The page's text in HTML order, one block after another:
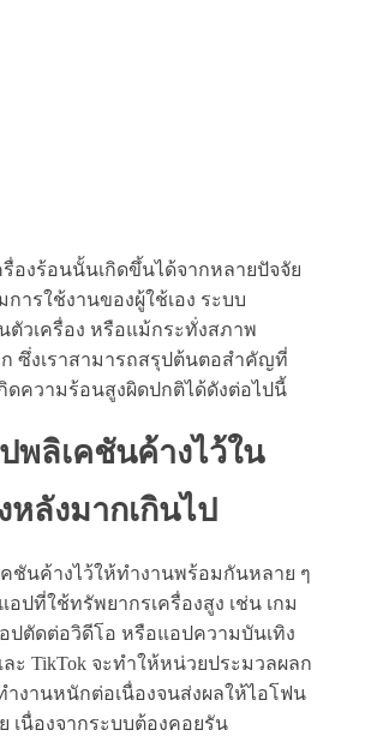
องร้อนนั้นเกิดขึ้นได้จากหลายปัจจัย
ารใช้งานของผู้ใช้เอง ระบบ
ตัวเครื่อง หรือแม้กระทั่งสภาพ
ซึ่งเราสามารถสรุปต้นตอสำคัญที่
ดความร้อนสูงผิดปกติได้ดังต่อไปนี้
พลิเคชันค้างไว้ใน
หลังมากเกินไป
คชันค้างไว้ให้ทำงานพร้อมกันหลาย ๆ
อปที่ใช้ทรัพยากรเครื่องสูง เช่น เกม
ปตัดต่อวิดีโอ หรือแอปความบันเทิง
ละ TikTok จะทำให้หน่วยประมวลผลก
ำงานหนักต่อเนื่องจนส่งผลให้ไอโฟน
เนื่องจากระบบต้องคอยรัน